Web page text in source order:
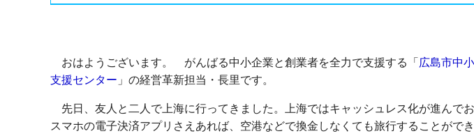
おはようございます。 がんばる中小企業と創業者を全力で支援する「 広島市中
支援センター 」の経営革新担当・長里です。
先日、友人と二人で上海に行ってきました。上海ではキャッシュレス化が進んでお
スマホの電子決済アプリさえあれば、空港などで換金しなくても旅行することがで